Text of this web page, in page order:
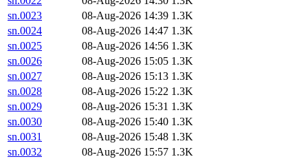
sn.0023
08-Aug-2026 14:39 1.3K
sn.0024
08-Aug-2026 14:47 1.3K
sn.0025
08-Aug-2026 14:56 1.3K
sn.0026
08-Aug-2026 15:05 1.3K
sn.0027
08-Aug-2026 15:13 1.3K
sn.0028
08-Aug-2026 15:22 1.3K
sn.0029
08-Aug-2026 15:31 1.3K
sn.0030
08-Aug-2026 15:40 1.3K
sn.0031
08-Aug-2026 15:48 1.3K
sn.0032
08-Aug-2026 15:57 1.3K